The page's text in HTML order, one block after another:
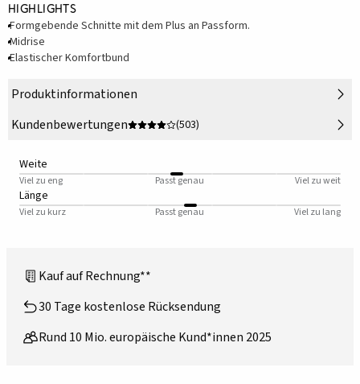
Highlights
Formgebende Schnitte mit dem Plus an Passform.
Midrise
Elastischer Komfortbund
Produktinformationen
Kundenbewertungen
(503)
Weite
Viel zu eng Passt genau Viel zu weit
Länge
Viel zu kurz Passt genau Viel zu lang
Kauf auf Rechnung**
30 Tage kostenlose Rücksendung
Rund 10 Mio. europäische Kund*innen 2025